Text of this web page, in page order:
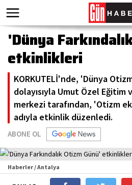
'Dünya
etkinlikleri
KORKUTELİ'nde, 'Dünya
dolayısıyla Umut Özel Eğitim
merkezi tarafından, 'Otizm
adıyla etkinlik düzenledi.
ABONE OL
Haberler / Antalya